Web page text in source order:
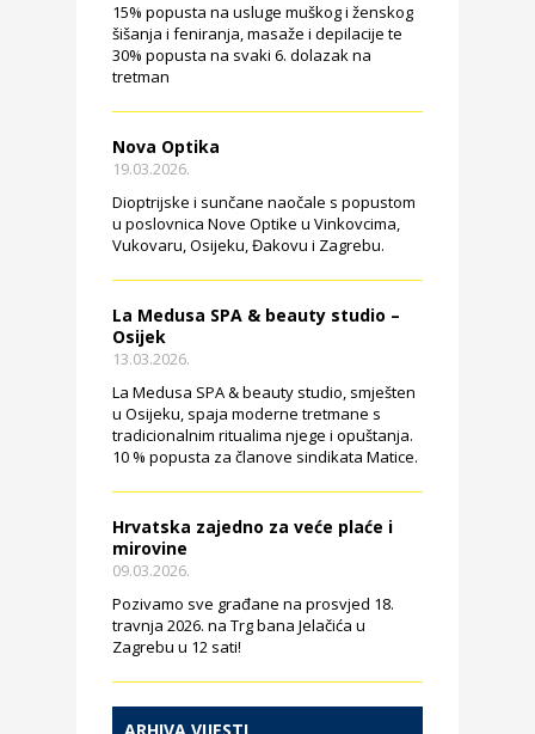
15% popusta na usluge muškog i ženskog
šišanja i feniranja, masaže i depilacije te
30% popusta na svaki 6. dolazak na
tretman
Nova Optika
19.03.2026.
Dioptrijske i sunčane naočale s popustom
u poslovnica Nove Optike u Vinkovcima,
Vukovaru, Osijeku, Đakovu i Zagrebu.
La Medusa SPA & beauty studio –
Osijek
13.03.2026.
La Medusa SPA & beauty studio, smješten
u Osijeku, spaja moderne tretmane s
tradicionalnim ritualima njege i opuštanja.
10 % popusta za članove sindikata Matice.
Hrvatska zajedno za veće plaće i
mirovine
09.03.2026.
Pozivamo sve građane na prosvjed 18.
travnja 2026. na Trg bana Jelačića u
Zagrebu u 12 sati!